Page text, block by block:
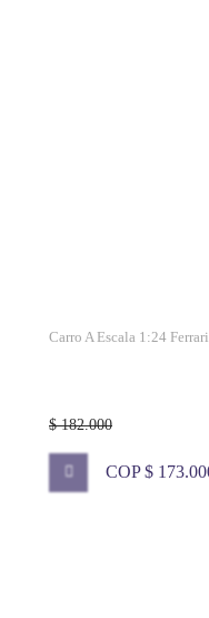
Carro A Escala 1:24
$ 182.000
COP $